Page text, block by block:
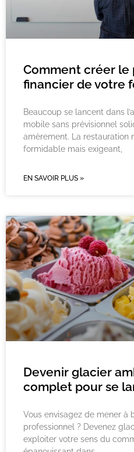
Comment créer le
financier de votre
Beaucoup se lancent dans
mobile sans prévisionnel
amèrement. La restauration
formidable mais exigeant,
EN SAVOIR PLUS »
Devenir glacier
complet pour se
Vous envisagez de mener à
professionnel ? Devenez
exploiter votre sens du